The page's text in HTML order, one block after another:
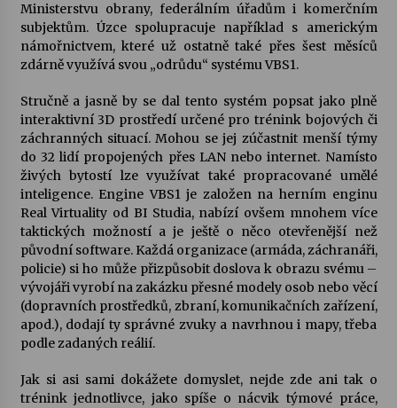
Petr Adamec – Malovaný svět
30. 6. 2026
Ministerstvu obrany, federálním úřadům i komerčním
subjektům. Úzce spolupracuje například s americkým
námořnictvem, které už ostatně také přes šest měsíců
zdárně využívá svou „odrůdu“ systému VBS1.
Stručně a jasně by se dal tento systém popsat jako plně
interaktivní 3D prostředí určené pro trénink bojových či
záchranných situací. Mohou se jej zúčastnit menší týmy
do 32 lidí propojených přes LAN nebo internet. Namísto
živých bytostí lze využívat také propracované umělé
inteligence. Engine VBS1 je založen na herním enginu
Real Virtuality od BI Studia, nabízí ovšem mnohem více
taktických možností a je ještě o něco otevřenější než
původní software. Každá organizace (armáda, záchranáři,
policie) si ho může přizpůsobit doslova k obrazu svému –
vývojáři vyrobí na zakázku přesné modely osob nebo věcí
(dopravních prostředků, zbraní, komunikačních zařízení,
apod.), dodají ty správné zvuky a navrhnou i mapy, třeba
podle zadaných reálií.
Jak si asi sami dokážete domyslet, nejde zde ani tak o
trénink jednotlivce, jako spíše o nácvik týmové práce,